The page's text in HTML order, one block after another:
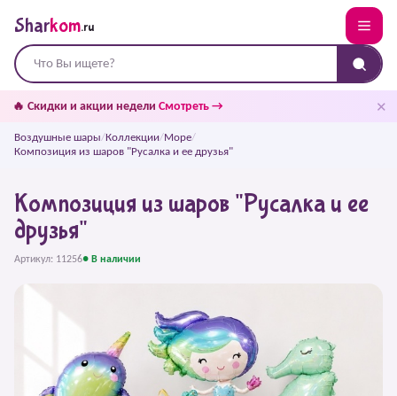
Sharkom.ru
🔥 Скидки и акции недели Смотреть → ✕
Воздушные шары/Коллекции/Море/
Композиция из шаров "Русалка и ее друзья"
Композиция из шаров "Русалка и ее
друзья"
Артикул: 11256● В наличии